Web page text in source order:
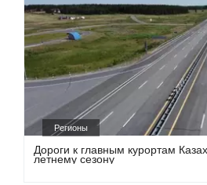
Регионы
Дороги к главным курортам
летнему сезону